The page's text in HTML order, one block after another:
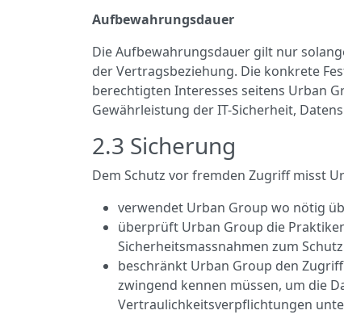
Aufbewahrungsdauer
Die Aufbewahrungsdauer gilt nur
der Vertragsbeziehung. Die konkrete
berechtigten Interesses seitens Urban
Gewährleistung der IT-Sicherheit,
2.3 Sicherung
Dem Schutz vor fremden Zugriff misst
verwendet Urban Group wo nötig
überprüft Urban Group die
Sicherheitsmassnahmen zum
beschränkt Urban Group den
zwingend kennen müssen, um die
Vertraulichkeitsverpflichtungen